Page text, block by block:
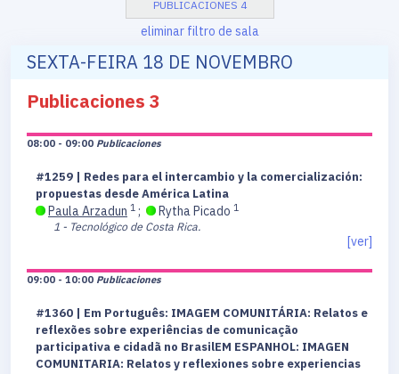
PUBLICACIONES 4
eliminar filtro de sala
SEXTA-FEIRA 18 DE NOVEMBRO
Publicaciones 3
08:00 - 09:00 Publicaciones
#1259 | Redes para el intercambio y la comercialización:
propuestas desde América Latina
Paula Arzadun 1 ; Rytha Picado 1
1 - Tecnológico de Costa Rica.
[ver]
09:00 - 10:00 Publicaciones
#1360 | Em Português: IMAGEM COMUNITÁRIA: Relatos e
reflexões sobre experiências de comunicação
participativa e cidadã no BrasilEM ESPANHOL: IMAGEN
COMUNITARIA: Relatos y reflexiones sobre experiencias